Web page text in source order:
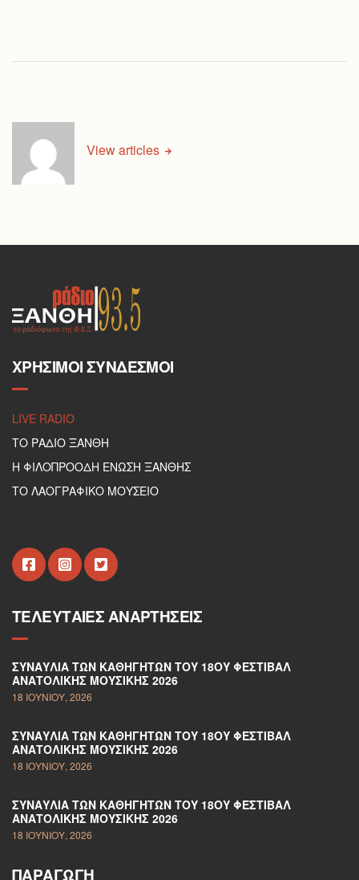
View articles
ΧΡΉΣΙΜΟΙ ΣΎΝΔΕΣΜΟΙ
LIVE RADIO
ΤΟ ΡΑΔΙΟ ΞΑΝΘΗ
Η ΦΙΛΟΠΡΟΟΔΗ ΕΝΩΣΗ ΞΑΝΘΗΣ
ΤΟ ΛΑΟΓΡΑΦΙΚΟ ΜΟΥΣΕΙΟ
ΤΕΛΕΥΤΑΊΕΣ ΑΝΑΡΤΉΣΕΙΣ
ΣΥΝΑΥΛΊΑ ΤΩΝ ΚΑΘΗΓΗΤΏΝ ΤΟΥ 18ΟΥ ΦΕΣΤΙΒΆΛ
ΑΝΑΤΟΛΙΚΉΣ ΜΟΥΣΙΚΉΣ 2026
18 ΙΟΥΝΊΟΥ, 2026
ΣΥΝΑΥΛΊΑ ΤΩΝ ΚΑΘΗΓΗΤΏΝ ΤΟΥ 18ΟΥ ΦΕΣΤΙΒΆΛ
ΑΝΑΤΟΛΙΚΉΣ ΜΟΥΣΙΚΉΣ 2026
18 ΙΟΥΝΊΟΥ, 2026
ΣΥΝΑΥΛΊΑ ΤΩΝ ΚΑΘΗΓΗΤΏΝ ΤΟΥ 18ΟΥ ΦΕΣΤΙΒΆΛ
ΑΝΑΤΟΛΙΚΉΣ ΜΟΥΣΙΚΉΣ 2026
18 ΙΟΥΝΊΟΥ, 2026
ΠΑΡΑΓΩΓΉ